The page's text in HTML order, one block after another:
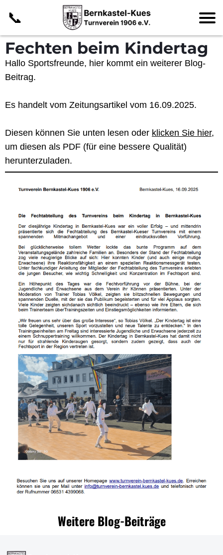
📞
Fechten beim Kindertag
Hallo Sportsfreunde, hier kommt ein weiterer Blog-
Beitrag.
Es handelt vom Zeitungsartikel vom 16.09.2025.
Diesen können Sie unten lesen oder klicken Sie hier,
um diesen als PDF (für eine bessere Qualität)
herunterzuladen.
Weitere Blog-Beiträge